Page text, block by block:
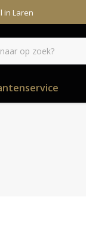
in Laren